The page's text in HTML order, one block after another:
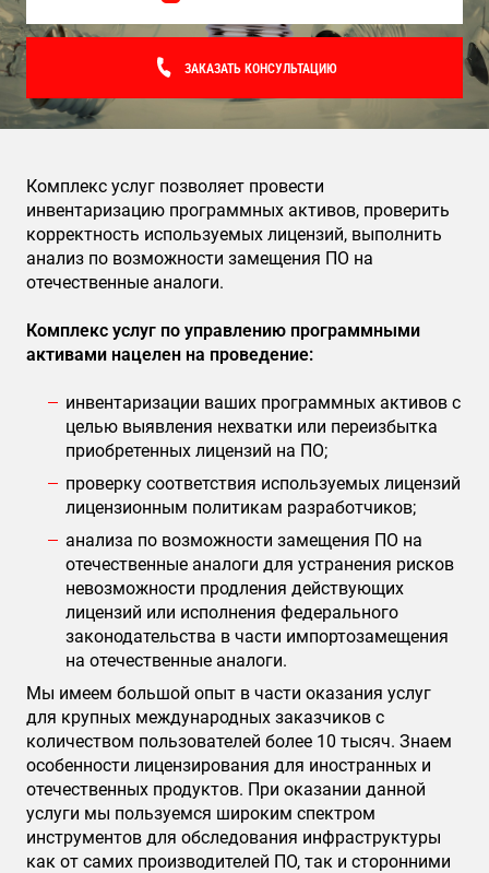
Поставка программного обеспечения и оборудования
ЗАКАЗАТЬ КОНСУЛЬТАЦИЮ
Комплекс услуг позволяет провести
инвентаризацию программных активов, проверить
корректность используемых лицензий, выполнить
анализ по возможности замещения ПО на
отечественные аналоги.
Комплекс услуг по управлению программными
активами нацелен на проведение:
инвентаризации ваших программных активов с
целью выявления нехватки или переизбытка
приобретенных лицензий на ПО;
проверку соответствия используемых лицензий
лицензионным политикам разработчиков;
анализа по возможности замещения ПО на
отечественные аналоги для устранения рисков
невозможности продления действующих
лицензий или исполнения федерального
законодательства в части импортозамещения
на отечественные аналоги.
Мы имеем большой опыт в части оказания услуг
для крупных международных заказчиков с
количеством пользователей более 10 тысяч. Знаем
особенности лицензирования для иностранных и
отечественных продуктов. При оказании данной
услуги мы пользуемся широким спектром
инструментов для обследования инфраструктуры
как от самих производителей ПО, так и сторонними